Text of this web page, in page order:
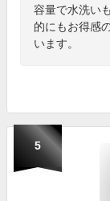
容量で水洗い
的にもお得感
います。
5